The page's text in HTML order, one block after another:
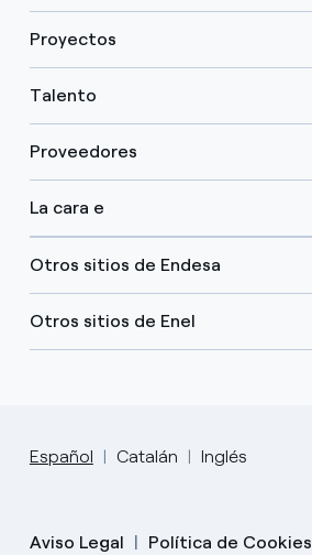
Proyectos
Talento
Proveedores
La cara e
Otros sitios de Endesa
Otros sitios de Enel
Español Catalán Inglés
Aviso Legal Política de Cookies